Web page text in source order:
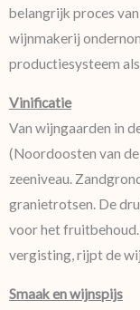
belangrijk proces
wijnmakerij
productiesysteem
Vinificatie
Van wijngaarden in
(Noordoosten van
zeeniveau.
granietrotsen. De
voor het
vergisting, rijpt de
Smaak en wijnspijs